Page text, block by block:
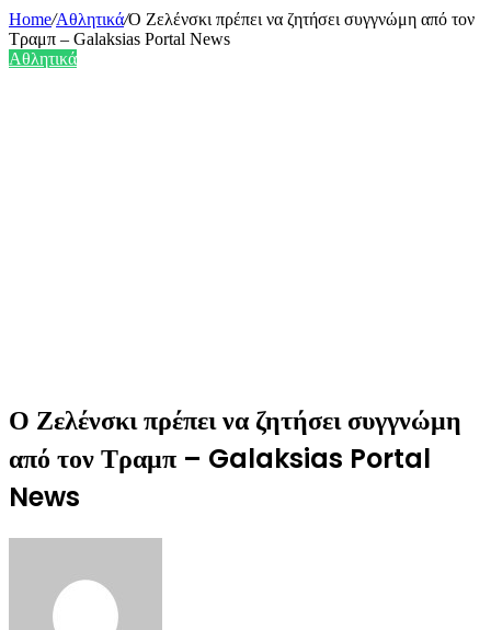
Home/Αθλητικά/Ο Ζελένσκι πρέπει να ζητήσει συγγνώμη από τον
Τραμπ – Galaksias Portal News
Αθλητικά
Ο Ζελένσκι πρέπει να ζητήσει συγγνώμη
από τον Τραμπ – Galaksias Portal
News